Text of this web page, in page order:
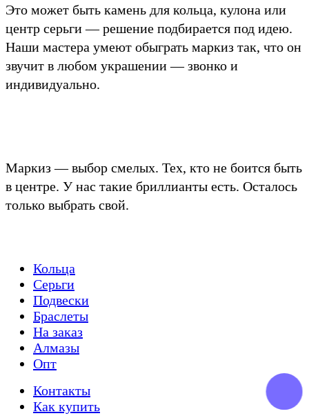
Это может быть камень для кольца, кулона или
центр серьги — решение подбирается под идею.
Наши мастера умеют обыграть маркиз так, что он
звучит в любом украшении — звонко и
индивидуально.
Маркиз — выбор смелых. Тех, кто не боится быть
в центре. У нас такие бриллианты есть. Осталось
только выбрать свой.
Кольца
Серьги
Подвески
Браслеты
На заказ
Алмазы
Опт
Контакты
Как купить